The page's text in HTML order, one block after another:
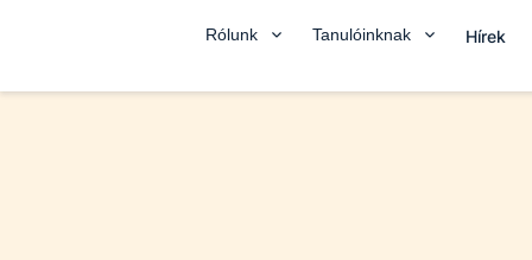
Rólunk Tanulóinknak Hírek